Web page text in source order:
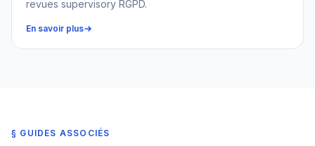
revues supervisory RGPD.
En savoir plus
§ GUIDES ASSOCIÉS